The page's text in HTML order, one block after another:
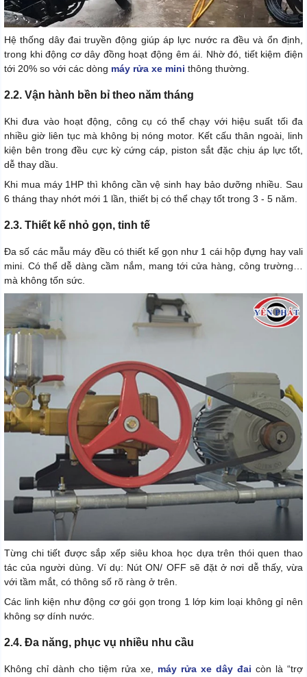
Hệ thống dây đai truyền động giúp áp lực nước ra đều và ổn định,
trong khi động cơ dây đồng hoạt động êm ái. Nhờ đó, tiết kiệm điện
tới 20% so với các dòng máy rửa xe mini thông thường.
2.2. Vận hành bền bỉ theo năm tháng
Khi đưa vào hoạt động, công cụ có thể chạy với hiệu suất tối đa
nhiều giờ liên tục mà không bị nóng motor. Kết cấu thân ngoài, linh
kiện bên trong đều cực kỳ cứng cáp, piston sắt đặc chịu áp lực tốt,
dễ thay dầu.
Khi mua máy 1HP thì không cần vệ sinh hay bảo dưỡng nhiều. Sau
6 tháng thay nhớt mới 1 lần, thiết bị có thể chạy tốt trong 3 - 5 năm.
2.3. Thiết kế nhỏ gọn, tinh tế
Đa số các mẫu máy đều có thiết kế gọn như 1 cái hộp đựng hay vali
mini. Có thể dễ dàng cầm nắm, mang tới cửa hàng, công trường…
mà không tốn sức.
Từng chi tiết được sắp xếp siêu khoa học dựa trên thói quen thao
tác của người dùng. Ví dụ: Nút ON/ OFF sẽ đặt ở nơi dễ thấy, vừa
với tầm mắt, có thông số rõ ràng ở trên.
Các linh kiện như động cơ gói gọn trong 1 lớp kim loại không gỉ nên
không sợ dính nước.
2.4. Đa năng, phục vụ nhiều nhu cầu
Không chỉ dành cho tiệm rửa xe, máy rửa xe dây đai còn là “trợ